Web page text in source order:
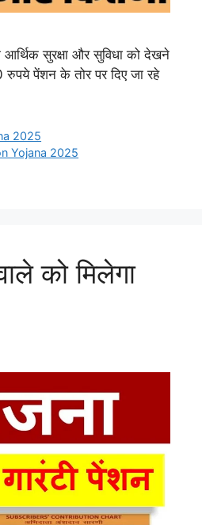
सुरक्षा और सुविधा को देखने
पेंशन के तोर पर दिए जा रहे
2025
Yojana 2025
को मिलेगा